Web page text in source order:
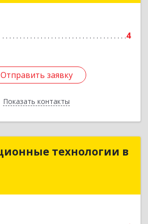
4
Отправить заявку
Показать контакты
Отправить заявку
Назад
технологии в
технологии в